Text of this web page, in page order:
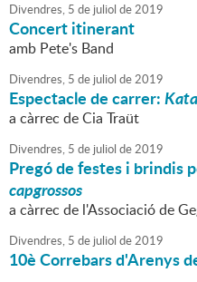
Divendres, 5 de juliol de2019
Concert itinerant
amb Pete's Band
Divendres, 5 de juliol de2019
Espectacle de carrer:
a càrrec de Cia Traüt
Divendres, 5 de juliol de2019
Pregó de festes i brindis
capgrossos
a càrrec de l'Associació de
Divendres, 5 de juliol de2019
10è Correbars d'Arenys